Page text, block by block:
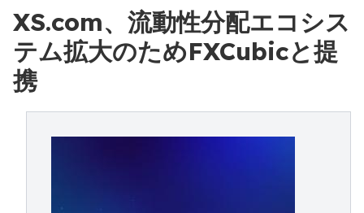
XS.com、流動性分配エコシス
テム拡大のためFXCubicと提
携